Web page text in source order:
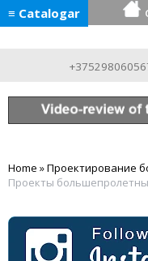
≡ Catalogar
Home »Проектирование
Проекты